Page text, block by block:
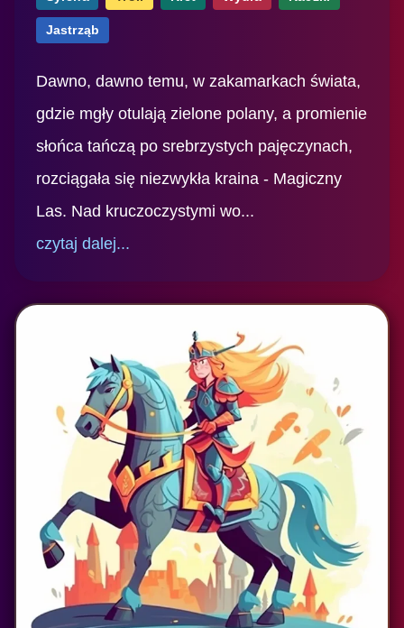
Jastrząb
Dawno, dawno temu, w zakamarkach świata,
gdzie mgły otulają zielone polany, a promienie
słońca tańczą po srebrzystych pajęczynach,
rozciągała się niezwykła kraina - Magiczny
Las. Nad kruczoczystymi wo...
czytaj dalej...